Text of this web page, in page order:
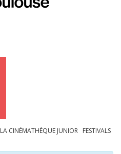
LA CINÉMATHÈQUE JUNIOR FESTIVALS